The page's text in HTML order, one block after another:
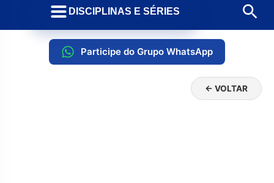
DISCIPLINAS E SÉRIES
Participe do Grupo WhatsApp
← VOLTAR